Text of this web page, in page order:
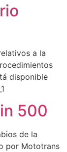
a la
disponible
500
de la
por Mototrans